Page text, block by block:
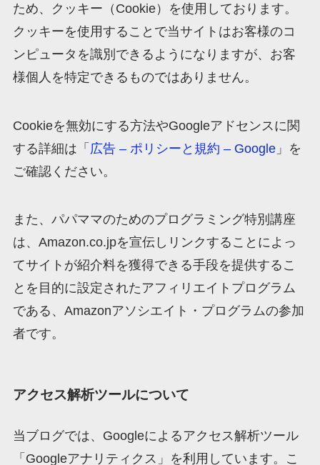
ため、クッキー（Cookie）を使用しております。
クッキーを使用することで当サイトはお客様のコ
ンピュータを識別できるようになりますが、お客
様個人を特定できるものではありません。
Cookieを無効にする方法やGoogleアドセンスに関
する詳細は「 広告 – ポリシーと規約 – Google」を
ご確認ください。
また、パパママのためのプログラミング特別講座
は、Amazon.co.jpを宣伝しリンクすることによっ
てサイトが紹介料を獲得できる手段を提供するこ
とを目的に設定されたアフィリエイトプログラム
である、Amazonアソシエイト・プログラムの参加
者です。
アクセス解析ツールについて
当ブログでは、Googleによるアクセス解析ツール
「Googleアナリティクス」を利用しています。こ